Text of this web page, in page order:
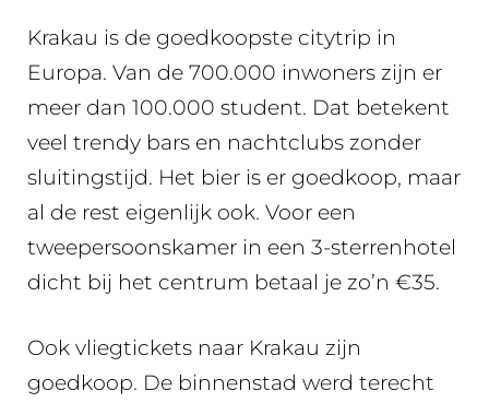
Krakau is de goedkoopste citytrip in
Europa. Van de 700.000 inwoners zijn er
meer dan 100.000 student. Dat betekent
veel trendy bars en nachtclubs zonder
sluitingstijd. Het bier is er goedkoop, maar
al de rest eigenlijk ook. Voor een
tweepersoonskamer in een 3-sterrenhotel
dicht bij het centrum betaal je zo’n €35.
Ook vliegtickets naar Krakau zijn
goedkoop. De binnenstad werd terecht